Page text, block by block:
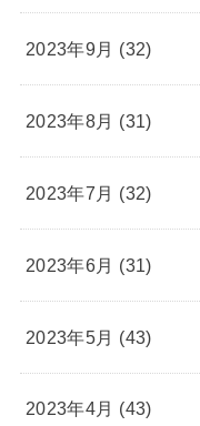
2023年9月 (32)
2023年8月 (31)
2023年7月 (32)
2023年6月 (31)
2023年5月 (43)
2023年4月 (43)